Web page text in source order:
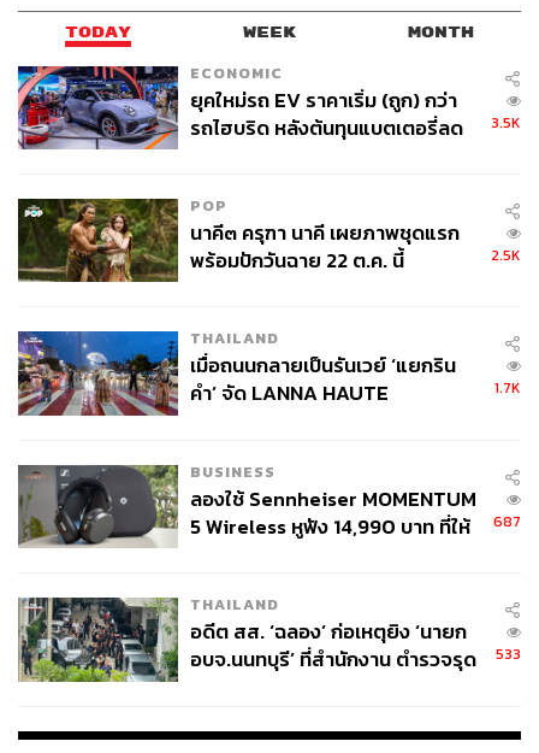
TODAY WEEK MONTH
ECONOMIC
ยุคใหม่รถ EV ราคาเริ่ม (ถูก) กว่า
รถไฮบริด หลังต้นทุนแบตเตอรี่ลด
3.5K
POP
นาคี๓ ครุฑา นาคี เผยภาพชุดแรก
พร้อมปักวันฉาย 22 ต.ค. นี้
2.5K
THAILAND
เมื่อถนนกลายเป็นรันเวย์ ‘แยกริน
คำ’ จัด LANNA HAUTE
1.7K
BUSINESS
ลองใช้ Sennheiser MOMENTUM
5 Wireless หูฟัง 14,990 บาท ที่ให้
687
THAILAND
อดีต สส. ‘ฉลอง’ ก่อเหตุยิง ‘นายก
อบจ.นนทบุรี’ ที่สำนักงาน ตำรวจรุด
533